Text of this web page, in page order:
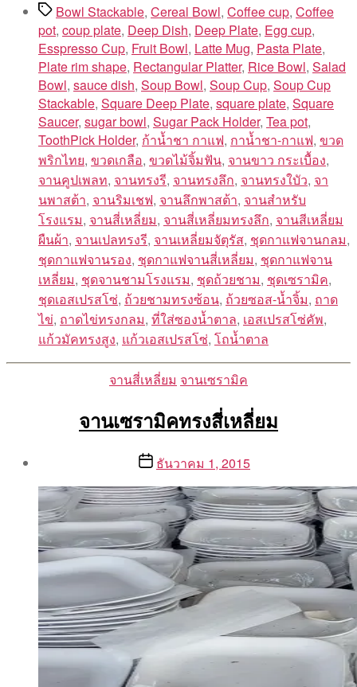
TagsBowl Stackable, Cereal Bowl, Coffee cup, Coffee
pot, coup plate, Deep Dish, Deep Plate, Egg cup,
Esspresso Cup, Fruit Bowl, Latte Mug, Pasta Plate,
Plate rim shape, Rectangular Platter, Rice Bowl, Salad
Bowl, sauce dish, Soup Bowl, Soup Cup, Soup Cup
Stackable, Square Deep Plate, square plate, Square
Saucer, sugar bowl, Sugar Pack Holder, Tea pot,
ToothPick Holder, ก้าน้ำชา กาแฟ, กาน้ำชา-กาแฟ, ขวด
พริกไทย, ขวดเกลือ, ขวดไม้จิ้มฟัน, จานขาว กระเบื้อง,
จานคูปเพลท, จานทรงรี, จานทรงลึก, จานทรงใบัว, จา
นพาสต้า, จานริมเชฟ, จานลึกพาสต้า, จานสำหรับ
โรงแรม, จานสี่เหลี่ยม, จานสี่เหลี่ยมทรงลึก, จานสีเหลี่ยม
ผืนผ้า, จานเปลทรงรี, จานเหลี่ยมจัตุรัส, ชุดกาแฟจานกลม,
ชุดกาแฟจานรอง, ชุดกาแฟจานสี่เหลี่ยม, ชุดกาแฟจาน
เหลี่ยม, ชุดจานชามโรงแรม, ชุดถ้วยชาม, ชุดเซรามิค,
ชุดเอสเปรสโซ่, ถ้วยชามทรงซ้อน, ถ้วยซอส-น้ำจิ้ม, ถาด
ไข่, ถาดไข่ทรงกลม, ที่ใส่ซองน้ำตาล, เอสเปรสโซ่คัพ,
แก้วมัคทรงสูง, แก้วเอสเปรสโซ่, โถน้ำตาล
Categories
จานสี่เหลี่ยม จานเซรามิค
จานเซรามิคทรงสี่เหลี่ยม
Aea
Postธันวาคม 1, 2015